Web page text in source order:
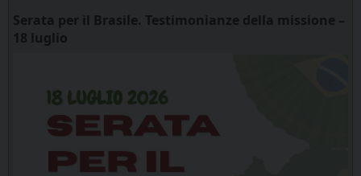
Serata per il Brasile. Testimonianze della missione –
18 luglio